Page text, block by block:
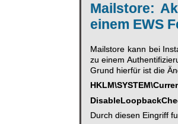
Mailstore:
einem EWS
Mailstore kann bei
zu einem
Grund hierfür ist die
Durch diesen Eingriff